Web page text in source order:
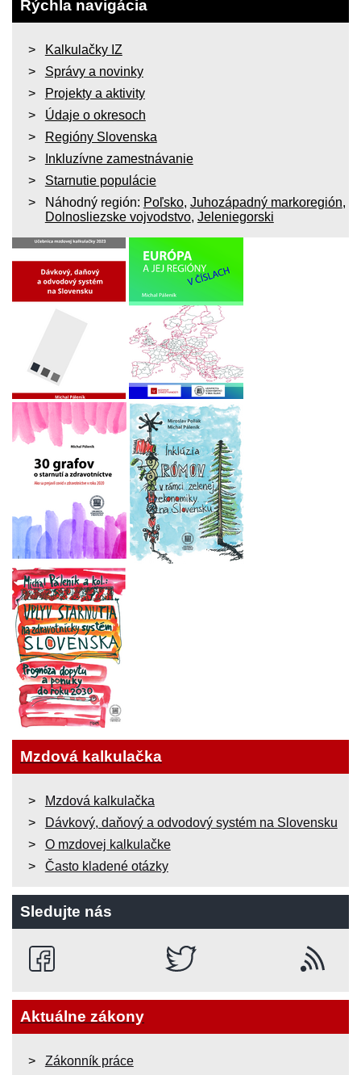
Rýchla navigácia
Kalkulačky IZ
Správy a novinky
Projekty a aktivity
Údaje o okresoch
Regióny Slovenska
Inkluzívne zamestnávanie
Starnutie populácie
Náhodný región: Poľsko, Juhozápadný markoregión,
Dolnosliezske vojvodstvo, Jeleniegorski
Mzdová kalkulačka
Mzdová kalkulačka
Dávkový, daňový a odvodový systém na Slovensku
O mzdovej kalkulačke
Často kladené otázky
Sledujte nás
Aktuálne zákony
Zákonník práce